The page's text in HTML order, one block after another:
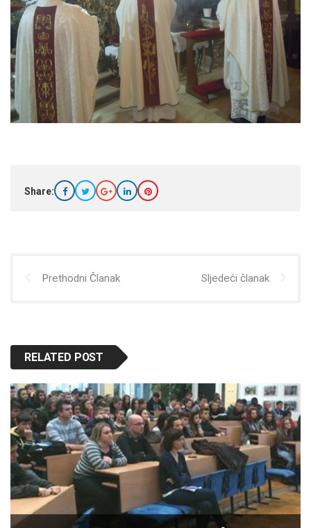
Share:
Prethodni Članak Sljedeći članak
RELATED POST